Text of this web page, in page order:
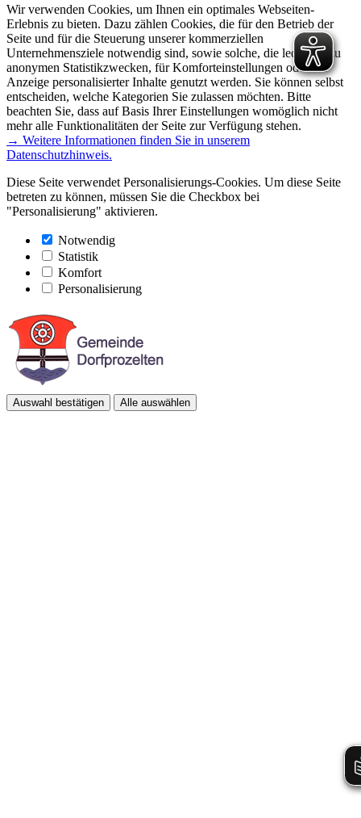
Wir verwenden Cookies, um Ihnen ein optimales Webseiten-
Erlebnis zu bieten. Dazu zählen Cookies, die für den Betrieb der
Seite und für die Steuerung unserer kommerziellen
Unternehmensziele notwendig sind, sowie solche, die lediglich zu
anonymen Statistikzwecken, für Komforteinstellungen oder zur
Anzeige personalisierter Inhalte genutzt werden. Sie können selbst
entscheiden, welche Kategorien Sie zulassen möchten. Bitte
beachten Sie, dass auf Basis Ihrer Einstellungen womöglich nicht
mehr alle Funktionalitäten der Seite zur Verfügung stehen.
→ Weitere Informationen finden Sie in unserem
Datenschutzhinweis.
Diese Seite verwendet Personalisierungs-Cookies. Um diese Seite
betreten zu können, müssen Sie die Checkbox bei
"Personalisierung" aktivieren.
Notwendig
Statistik
Komfort
Personalisierung
Auswahl bestätigen Alle auswählen